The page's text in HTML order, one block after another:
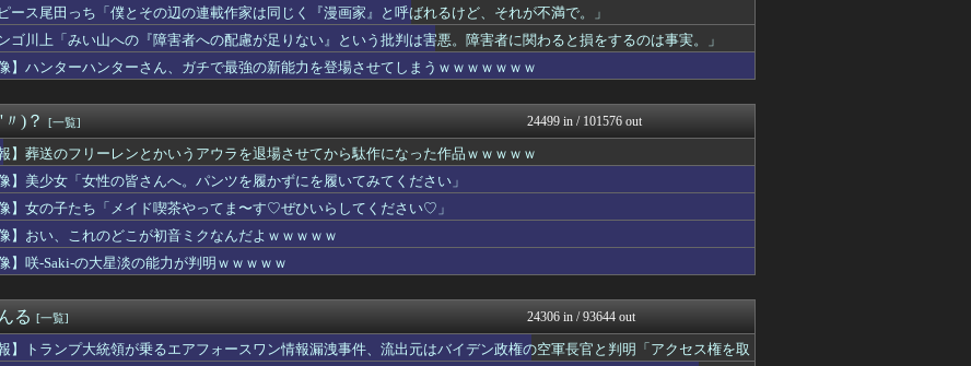
とう」と言ったネット民、袋叩きにされてしまう…
キニ速
ティの新シーズンはどうなる？（海外の反応）
わーすぽ 海外の反応
の女更生ドキュメントでドエロい放送事故ｗｗｗ
じわ速 芸能ニュースまとめ
のソロライブ、ゲストはふーたんとMOTSUさん！！
ホロちゃんねる
揺れるおっぱいにしか目がいかないwww【料理】
まとめCUP
オド。原因は旦那有責の不妊だった。不妊が発覚した地点で離婚...
浮気ちゃんねる
、結婚してる？の質問に「お魚で幸せ」と答えた結果ｗｗｗ
NEWSまとめもりー｜2c...
奴は全員バカです」「すごい民度低い」この道23年の彫り師Yo...
mashlife通信
道から挑戦へ🔥」山佐 LモンキーターンREDの特報動画が公開...
したら３位になって日本シリーズいくぞこれ
オフ会に呼んだ覚えない人がずっといたので晒すわ」（パシャ）
真由、ゆるゆる胸元もう少しで谷間見えるのに
まとめ芸能＠美女画像まとめ...
ルのク○ニチェキ、ヤバすぎるｗｗｗwｗｗｗｗｗｗｗｗ
ナ、離婚を報告「４年間の結婚生活は宝物」・・・ヤフコメ民「...
なんJ PRIDE
た絵師、筆を折る…
異世界転生まとめ速報
女が喫煙者のマナーの悪さを語った。「そこまで悪い人は滅多に...
おうち速報
ース尾田っち「僕とその辺の連載作家は同じく『漫画家』と呼ばれるけど、それが不満で。」
ゴ川上「みい山への『障害者への配慮が足りない』という批判は害悪。障害者に関わると損をするのは事実。」
像】ハンターハンターさん、ガチで最強の新能力を登場させてしまうｗｗｗｗｗｗｗ
)？ [一覧] 24499 in / 101576 out
報】葬送のフリーレンとかいうアウラを退場させてから駄作になった作品ｗｗｗｗｗ
像】美少女「女性の皆さんへ。パンツを履かずにを履いてみてください」
像】女の子たち「メイド喫茶やってま〜す♡ぜひいらしてください♡」
像】おい、これのどこが初音ミクなんだよｗｗｗｗｗ
像】咲-Saki-の大星淡の能力が判明ｗｗｗｗｗ
る [一覧] 24306 in / 93644 out
報】トランプ大統領が乗るエアフォースワン情報漏洩事件、流出元はバイデン政権の空軍長官と判明「アクセス権を取